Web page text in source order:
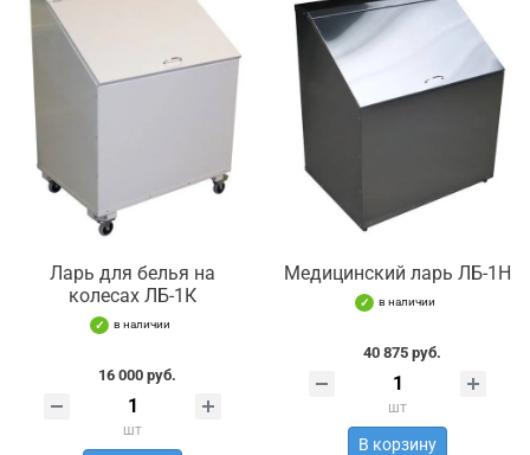
Ларь для белья на
колесах ЛБ-1К
в наличии
16 000 руб.
шт
Медицинский ларь ЛБ-1Н
в наличии
40 875 руб.
шт
В корзину